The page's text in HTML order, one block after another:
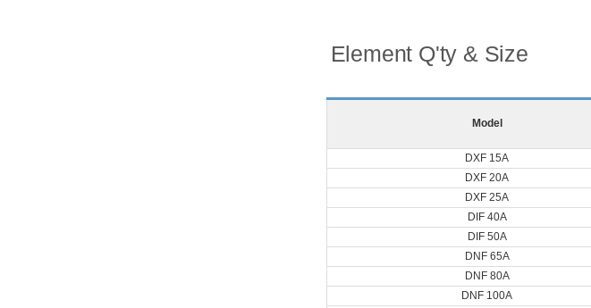
Element Q'ty & Size
Model
DXF 15A
DXF 20A
DXF 25A
DIF 40A
DIF 50A
DNF 65A
DNF 80A
DNF 100A